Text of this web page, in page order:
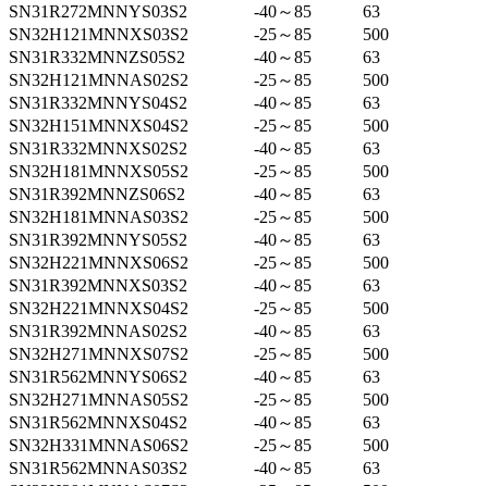
SN31R272MNNYS03S2
-40～85
63
SN32H121MNNXS03S2
-25～85
500
SN31R332MNNZS05S2
-40～85
63
SN32H121MNNAS02S2
-25～85
500
SN31R332MNNYS04S2
-40～85
63
SN32H151MNNXS04S2
-25～85
500
SN31R332MNNXS02S2
-40～85
63
SN32H181MNNXS05S2
-25～85
500
SN31R392MNNZS06S2
-40～85
63
SN32H181MNNAS03S2
-25～85
500
SN31R392MNNYS05S2
-40～85
63
SN32H221MNNXS06S2
-25～85
500
SN31R392MNNXS03S2
-40～85
63
SN32H221MNNXS04S2
-25～85
500
SN31R392MNNAS02S2
-40～85
63
SN32H271MNNXS07S2
-25～85
500
SN31R562MNNYS06S2
-40～85
63
SN32H271MNNAS05S2
-25～85
500
SN31R562MNNXS04S2
-40～85
63
SN32H331MNNAS06S2
-25～85
500
SN31R562MNNAS03S2
-40～85
63